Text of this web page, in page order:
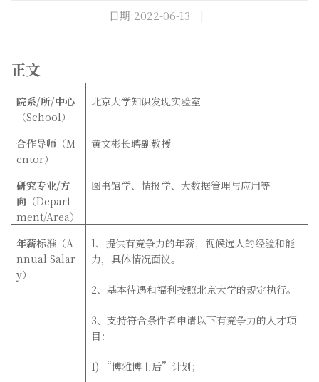
日期:2022-06-13 |
正文
院系/所/中心
（School）
北京大学知识发现实验室
合作导师 （M
entor）
黄文彬长聘副教授
研究专业/方
向 （Depart
ment/Area）
图书馆学、情报学、大数据管理与应用等
年薪标准 （A
nnual Salar
y）
1、提供有竞争力的年薪，视候选人的经验和能
力，具体情况面议。
2、基本待遇和福利按照北京大学的规定执行。
3、支持符合条件者申请以下有竞争力的人才项
目：
1) “博雅博士后” 计划；